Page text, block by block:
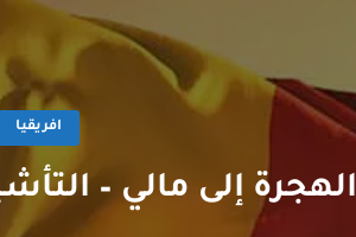
افريقيا
الهجرة إلى مالي –